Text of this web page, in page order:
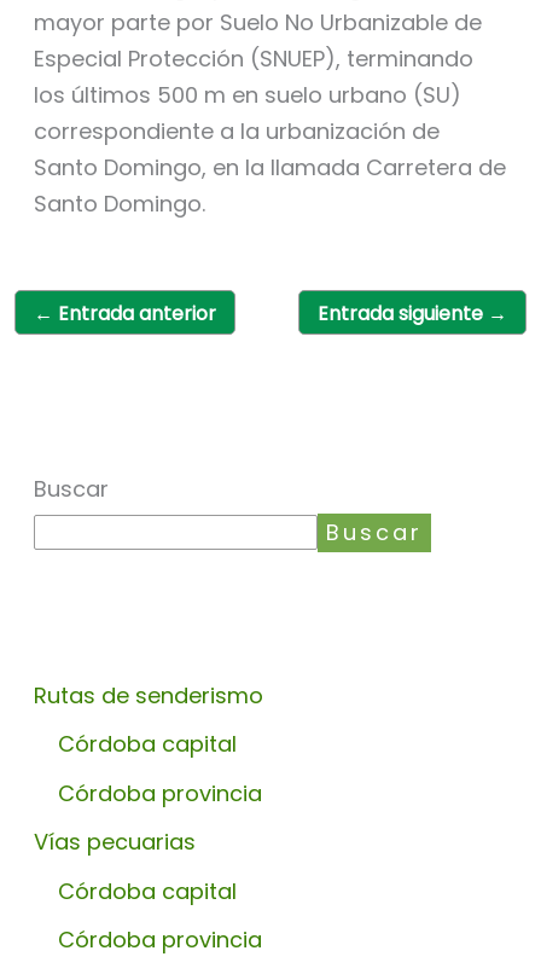
mayor parte por Suelo No Urbanizable de
Especial Protección (SNUEP), terminando
los últimos 500 m en suelo urbano (SU)
correspondiente a la urbanización de
Santo Domingo, en la llamada Carretera de
Santo Domingo.
← Entrada anterior Entrada siguiente →
Buscar
Buscar
Rutas de senderismo
Córdoba capital
Córdoba provincia
Vías pecuarias
Córdoba capital
Córdoba provincia